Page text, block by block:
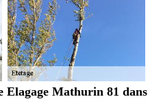
Elagage Mathurin 81 dans